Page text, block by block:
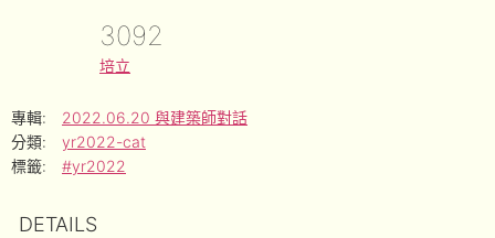
3092
培立
專輯:
2022.06.20 與建築師對話
分類:
yr2022-cat
標籤:
#yr2022
DETAILS